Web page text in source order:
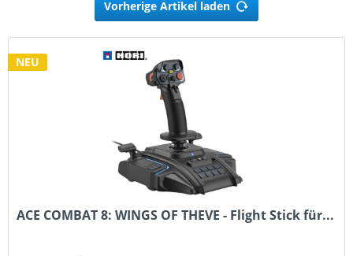
Vorherige Artikel laden
NEU
ACE COMBAT 8: WINGS OF THEVE - Flight Stick für...